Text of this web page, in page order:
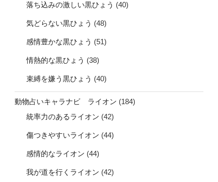
落ち込みの激しい黒ひょう (40)
気どらない黒ひょう (48)
感情豊かな黒ひょう (51)
情熱的な黒ひょう (38)
束縛を嫌う黒ひょう (40)
動物占いキャラナビ ライオン (184)
統率力のあるライオン (42)
傷つきやすいライオン (44)
感情的なライオン (44)
我が道を行くライオン (42)